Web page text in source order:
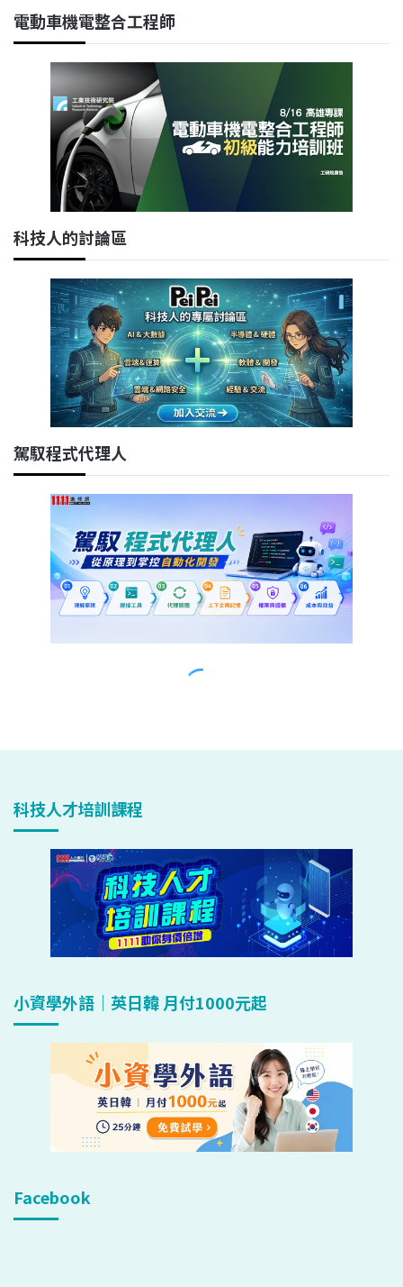
科技人才培訓課程
小資學外語｜英日韓 月付1000元起
Facebook